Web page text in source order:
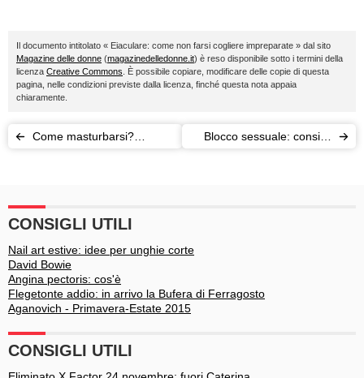
Il documento intitolato « Eiaculare: come non farsi cogliere impreparate » dal sito
Magazine delle donne (magazinedelledonne.it) è reso disponibile sotto i termini della
licenza Creative Commons . È possibile copiare, modificare delle copie di questa
pagina, nelle condizioni previste dalla licenza, finché questa nota appaia
chiaramente.
Come masturbarsi?
Blocco sessuale: consigli
CONSIGLI UTILI
Nail art estive: idee per unghie corte
David Bowie
Angina pectoris: cos'è
Flegetonte addio: in arrivo la Bufera di Ferragosto
Aganovich - Primavera-Estate 2015
CONSIGLI UTILI